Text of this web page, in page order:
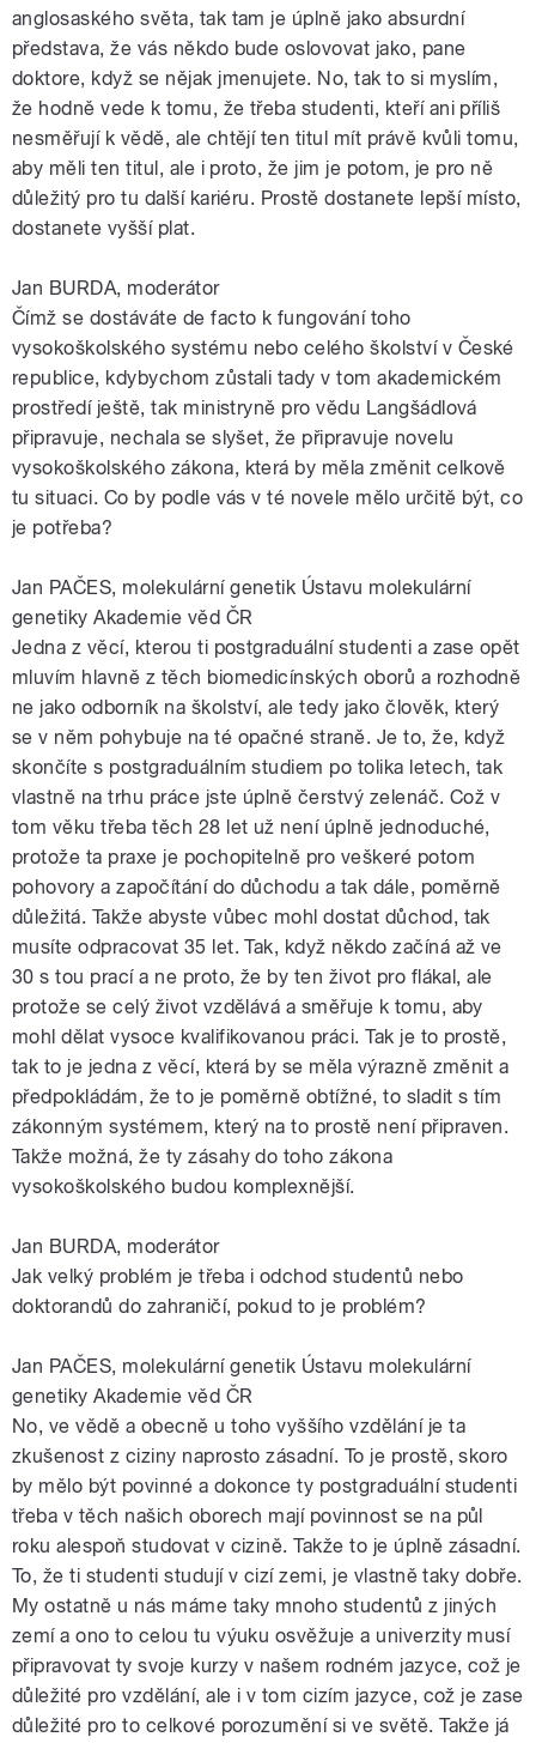
anglosaského světa, tak tam je úplně jako absurdní
představa, že vás někdo bude oslovovat jako, pane
doktore, když se nějak jmenujete. No, tak to si myslím,
že hodně vede k tomu, že třeba studenti, kteří ani příliš
nesměřují k vědě, ale chtějí ten titul mít právě kvůli tomu,
aby měli ten titul, ale i proto, že jim je potom, je pro ně
důležitý pro tu další kariéru. Prostě dostanete lepší místo,
dostanete vyšší plat.
Jan BURDA, moderátor
Čímž se dostáváte de facto k fungování toho
vysokoškolského systému nebo celého školství v České
republice, kdybychom zůstali tady v tom akademickém
prostředí ještě, tak ministryně pro vědu Langšádlová
připravuje, nechala se slyšet, že připravuje novelu
vysokoškolského zákona, která by měla změnit celkově
tu situaci. Co by podle vás v té novele mělo určitě být, co
je potřeba?
Jan PAČES, molekulární genetik Ústavu molekulární
genetiky Akademie věd ČR
Jedna z věcí, kterou ti postgraduální studenti a zase opět
mluvím hlavně z těch biomedicínských oborů a rozhodně
ne jako odborník na školství, ale tedy jako člověk, který
se v něm pohybuje na té opačné straně. Je to, že, když
skončíte s postgraduálním studiem po tolika letech, tak
vlastně na trhu práce jste úplně čerstvý zelenáč. Což v
tom věku třeba těch 28 let už není úplně jednoduché,
protože ta praxe je pochopitelně pro veškeré potom
pohovory a započítání do důchodu a tak dále, poměrně
důležitá. Takže abyste vůbec mohl dostat důchod, tak
musíte odpracovat 35 let. Tak, když někdo začíná až ve
30 s tou prací a ne proto, že by ten život pro flákal, ale
protože se celý život vzdělává a směřuje k tomu, aby
mohl dělat vysoce kvalifikovanou práci. Tak je to prostě,
tak to je jedna z věcí, která by se měla výrazně změnit a
předpokládám, že to je poměrně obtížné, to sladit s tím
zákonným systémem, který na to prostě není připraven.
Takže možná, že ty zásahy do toho zákona
vysokoškolského budou komplexnější.
Jan BURDA, moderátor
Jak velký problém je třeba i odchod studentů nebo
doktorandů do zahraničí, pokud to je problém?
Jan PAČES, molekulární genetik Ústavu molekulární
genetiky Akademie věd ČR
No, ve vědě a obecně u toho vyššího vzdělání je ta
zkušenost z ciziny naprosto zásadní. To je prostě, skoro
by mělo být povinné a dokonce ty postgraduální studenti
třeba v těch našich oborech mají povinnost se na půl
roku alespoň studovat v cizině. Takže to je úplně zásadní.
To, že ti studenti studují v cizí zemi, je vlastně taky dobře.
My ostatně u nás máme taky mnoho studentů z jiných
zemí a ono to celou tu výuku osvěžuje a univerzity musí
připravovat ty svoje kurzy v našem rodném jazyce, což je
důležité pro vzdělání, ale i v tom cizím jazyce, což je zase
důležité pro to celkové porozumění si ve světě. Takže já